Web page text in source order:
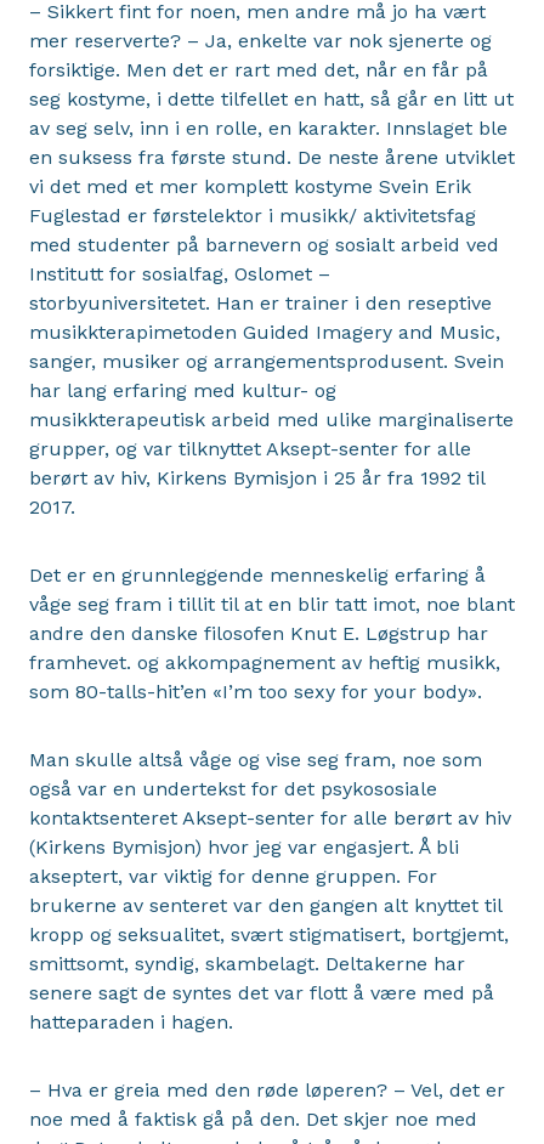
– Sikkert fint for noen, men andre må jo ha vært
mer reserverte? – Ja, enkelte var nok sjenerte og
forsiktige. Men det er rart med det, når en får på
seg kostyme, i dette tilfellet en hatt, så går en litt ut
av seg selv, inn i en rolle, en karakter. Innslaget ble
en suksess fra første stund. De neste årene utviklet
vi det med et mer komplett kostyme Svein Erik
Fuglestad er førstelektor i musikk/ aktivitetsfag
med studenter på barnevern og sosialt arbeid ved
Institutt for sosialfag, Oslomet –
storbyuniversitetet. Han er trainer i den reseptive
musikkterapimetoden Guided Imagery and Music,
sanger, musiker og arrangementsprodusent. Svein
har lang erfaring med kultur- og
musikkterapeutisk arbeid med ulike marginaliserte
grupper, og var tilknyttet Aksept-senter for alle
berørt av hiv, Kirkens Bymisjon i 25 år fra 1992 til
2017.
Det er en grunnleggende menneskelig erfaring å
våge seg fram i tillit til at en blir tatt imot, noe blant
andre den danske filosofen Knut E. Løgstrup har
framhevet. og akkompagnement av heftig musikk,
som 80-talls-hit’en «I’m too sexy for your body».
Man skulle altså våge og vise seg fram, noe som
også var en undertekst for det psykososiale
kontaktsenteret Aksept-senter for alle berørt av hiv
(Kirkens Bymisjon) hvor jeg var engasjert. Å bli
akseptert, var viktig for denne gruppen. For
brukerne av senteret var den gangen alt knyttet til
kropp og seksualitet, svært stigmatisert, bortgjemt,
smittsomt, syndig, skambelagt. Deltakerne har
senere sagt de syntes det var flott å være med på
hatteparaden i hagen.
– Hva er greia med den røde løperen? – Vel, det er
noe med å faktisk gå på den. Det skjer noe med